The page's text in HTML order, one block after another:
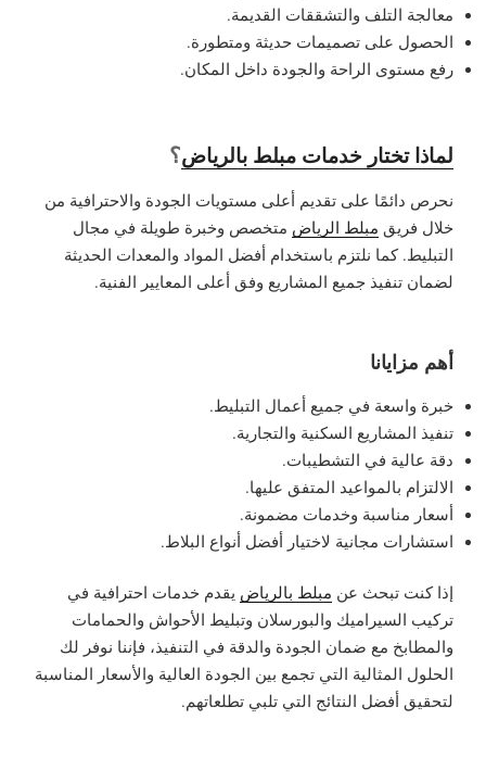
معالجة التلف والتشققات القديمة.
الحصول على تصميمات حديثة ومتطورة.
رفع مستوى الراحة والجودة داخل المكان.
لماذا تختار خدمات مبلط بالرياض؟
نحرص دائمًا على تقديم أعلى مستويات الجودة والاحترافية من
خلال فريق مبلط الرياض متخصص وخبرة طويلة في مجال
التبليط. كما نلتزم باستخدام أفضل المواد والمعدات الحديثة
لضمان تنفيذ جميع المشاريع وفق أعلى المعايير الفنية.
أهم مزايانا
خبرة واسعة في جميع أعمال التبليط.
تنفيذ المشاريع السكنية والتجارية.
دقة عالية في التشطيبات.
الالتزام بالمواعيد المتفق عليها.
أسعار مناسبة وخدمات مضمونة.
استشارات مجانية لاختيار أفضل أنواع البلاط.
إذا كنت تبحث عن مبلط بالرياض يقدم خدمات احترافية في
تركيب السيراميك والبورسلان وتبليط الأحواش والحمامات
والمطابخ مع ضمان الجودة والدقة في التنفيذ، فإننا نوفر لك
الحلول المثالية التي تجمع بين الجودة العالية والأسعار المناسبة
لتحقيق أفضل النتائج التي تلبي تطلعاتهم.